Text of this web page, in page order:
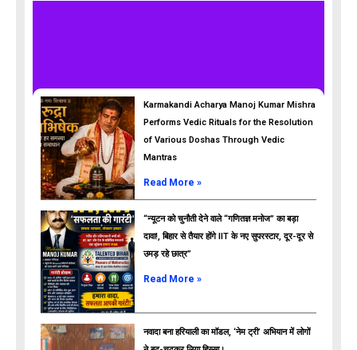
ads
Karmakandi Acharya Manoj Kumar Mishra
Performs Vedic Rituals for the Resolution
of Various Doshas Through Vedic
Mantras
Read More »
“न्यूटन को चुनौती देने वाले “गणितज्ञ मनोज” का बड़ा
दावा!, बिहार से तैयार होंगे IIT के नए सुपरस्टार, दूर-दूर से
उमड़ रहे छात्र”
Read More »
नवादा बना हरियाली का मॉडल, ‘नेम ट्री’ अभियान में लोगों